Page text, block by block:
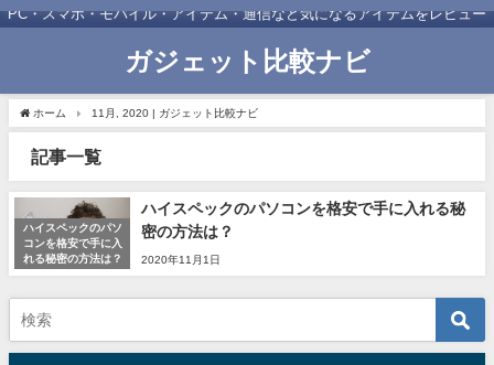
PC・スマホ・モバイル・アイテム・通信など気になるアイテムをレビュー
ガジェット比較ナビ
ホーム 11月, 2020 | ガジェット比較ナビ
記事一覧
ハイスペックのパソ
コンを格安で手に入
れる秘密の方法は？
ハイスペックのパソコンを格安で手に入れる秘
密の方法は？
2020年11月1日